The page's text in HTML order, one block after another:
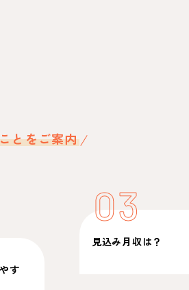
とをご案内
す
03
見込み月収は？